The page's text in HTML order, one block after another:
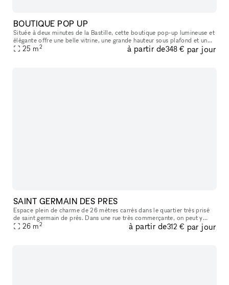
BOUTIQUE POP UP
Située à deux minutes de la Bastille, cette boutique pop-up lumineuse et
élégante offre une belle vitrine, une grande hauteur sous plafond et un
agencement idéal pour tous vos projets : showroom, exp
25 m2 à partir de348 € par jour
SAINT GERMAIN DES PRES
Espace plein de charme de 26 mètres carrés dans le quartier très prisé
de saint germain de prés. Dans une rue très commerçante, on peut y
apercevoir le carré saint germain, idéal pour y accueillir sa
26 m2 à partir de312 € par jour